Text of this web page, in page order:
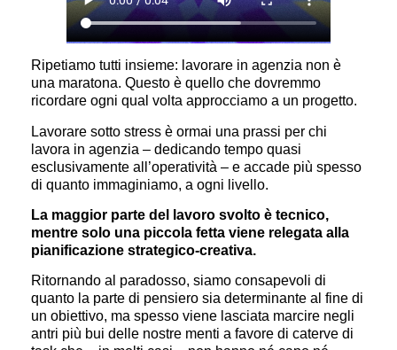
Ripetiamo tutti insieme: lavorare in agenzia non è
una maratona. Questo è quello che dovremmo
ricordare ogni qual volta approcciamo a un progetto.
Lavorare sotto stress è ormai una prassi per chi
lavora in agenzia – dedicando tempo quasi
esclusivamente all’operatività – e accade più spesso
di quanto immaginiamo, a ogni livello.
La maggior parte del lavoro svolto è tecnico,
mentre solo una piccola fetta viene relegata alla
pianificazione strategico-creativa.
Ritornando al paradosso, siamo consapevoli di
quanto la parte di pensiero sia determinante al fine di
un obiettivo, ma spesso viene lasciata marcire negli
antri più bui delle nostre menti a favore di caterve di